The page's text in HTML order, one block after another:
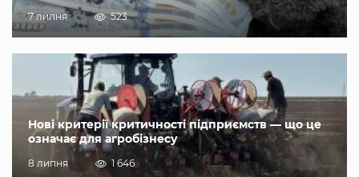
7 липня 523
Нові критерії критичності підприємств — що це
означає для агробізнесу
8 липня 1 646